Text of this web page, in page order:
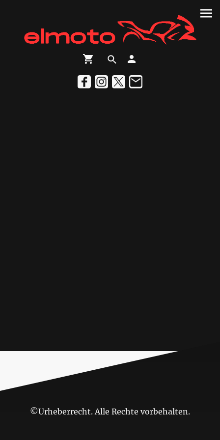
©Urheberrecht. Alle Rechte vorbehalten.